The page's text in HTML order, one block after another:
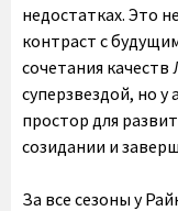
недостатках. Это
контраст с
сочетания
суперзвездой, но
простор для
созидании и
За все сезоны у